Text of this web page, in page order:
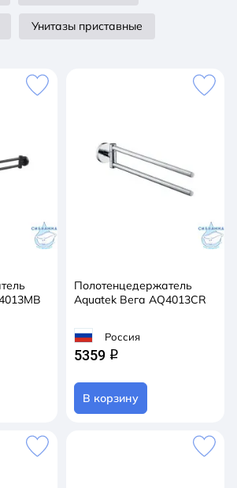
Унитазы приставные
Полотенцедержатель
Aquatek Вега AQ4013CR
Россия
5359 q
В корзину